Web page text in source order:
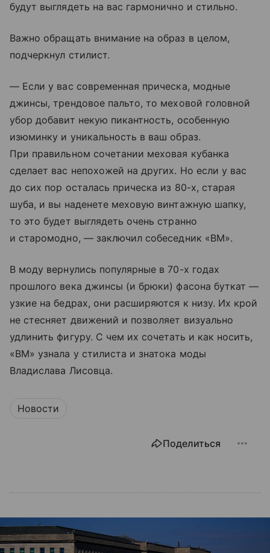
будут выглядеть на вас гармонично и стильно.
Важно обращать внимание на образ в целом,
подчеркнул стилист.
— Если у вас современная прическа, модные
джинсы, трендовое пальто, то меховой головной
убор добавит некую пикантность, особенную
изюминку и уникальность в ваш образ.
При правильном сочетании меховая кубанка
сделает вас непохожей на других. Но если у вас
до сих пор осталась прическа из 80-х, старая
шуба, и вы наденете меховую винтажную шапку,
то это будет выглядеть очень странно
и старомодно, — заключил собеседник «ВМ».
В моду вернулись популярные в 70-х годах
прошлого века джинсы (и брюки) фасона буткат —
узкие на бедрах, они расширяются к низу. Их крой
не стесняет движений и позволяет визуально
удлинить фигуру. С чем их сочетать и как носить,
«ВМ» узнала у стилиста и знатока моды
Владислава Лисовца.
Новости
Поделиться